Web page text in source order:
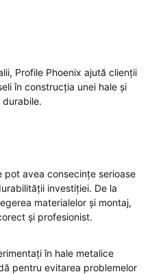
Profile Phoenix ajută clienții
în construcția unei hale și
pot avea consecințe serioase
investiției. De la
materialelor și montaj,
și profesionist.
în hale metalice
pentru evitarea problemelor